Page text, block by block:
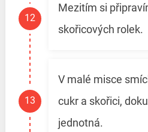
Mezitím si
skořicových rolek.
V malé misce
cukr a skořici,
jednotná.